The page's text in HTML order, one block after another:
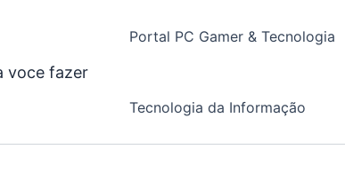
voce fazer
Portal PC Gamer & Tecnologia
Tecnologia da Informação